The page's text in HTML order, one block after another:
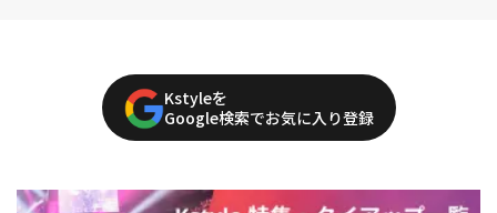
Kstyleを
Google検索でお気に入り登録